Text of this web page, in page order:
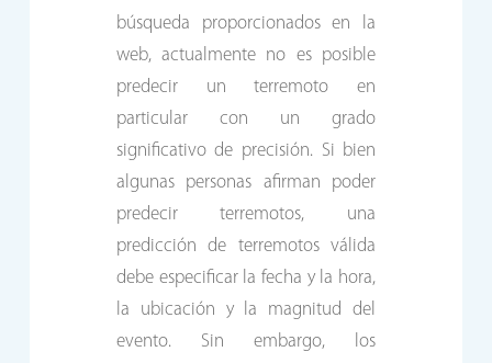
búsqueda proporcionados en la
web, actualmente no es posible
predecir un terremoto en
particular con un grado
significativo de precisión. Si bien
algunas personas afirman poder
predecir terremotos, una
predicción de terremotos válida
debe especificar la fecha y la hora,
la ubicación y la magnitud del
evento. Sin embargo, los